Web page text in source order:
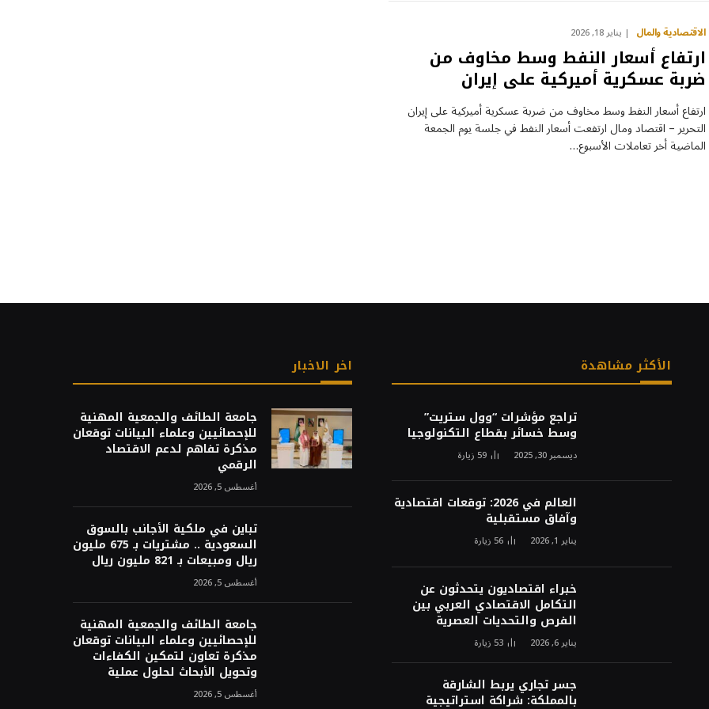
الاقتصادية والمال يناير 18, 2026
ارتفاع أسعار النفط وسط مخاوف من
ضربة عسكرية أميركية على إيران
ارتفاع أسعار النفط وسط مخاوف من ضربة عسكرية أميركية على إيران
التحرير – اقتصاد ومال ارتفعت أسعار النفط في جلسة يوم الجمعة
الماضية أخر تعاملات الأسبوع…
الأكثر مشاهدة
تراجع مؤشرات “وول ستريت”
وسط خسائر بقطاع التكنولوجيا
ديسمبر 30, 2025 59 زيارة
العالم في 2026: توقعات اقتصادية
وآفاق مستقبلية
يناير 1, 2026 56 زيارة
خبراء اقتصاديون يتحدثون عن
التكامل الاقتصادي العربي بين
الفرص والتحديات العصرية
يناير 6, 2026 53 زيارة
جسر تجاري يربط الشارقة
بالمملكة: شراكة استراتيجية
اخر الاخبار
جامعة الطائف والجمعية المهنية
للإحصائيين وعلماء البيانات توقعان
مذكرة تفاهم لدعم الاقتصاد
الرقمي
أغسطس 5, 2026
تباين في ملكية الأجانب بالسوق
السعودية .. مشتريات بـ 675 مليون
ريال ومبيعات بـ 821 مليون ريال
أغسطس 5, 2026
جامعة الطائف والجمعية المهنية
للإحصائيين وعلماء البيانات توقعان
مذكرة تعاون لتمكين الكفاءات
وتحويل الأبحاث لحلول عملية
أغسطس 5, 2026